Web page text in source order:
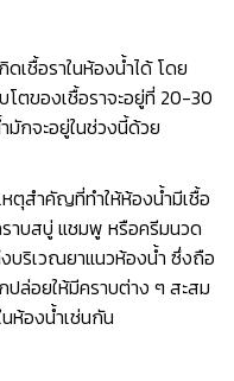
ชื้อราในห้องน้ำได้ โดย
ตของเชื้อราจะอยู่ที่ 20-30
กจะอยู่ในช่วงนี้ด้วย
ตุสำคัญที่ทำให้ห้องน้ำมีเชื้อ
าบสบู่ แชมพู หรือครีมนวด
บริเวณยาแนวห้องน้ำ ซึ่งถือ
ล่อยให้มีคราบต่าง ๆ สะสม
ห้องน้ำเช่นกัน